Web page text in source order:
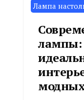
Лампа
лампы: